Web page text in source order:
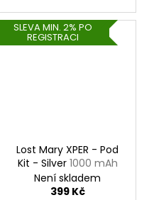
SLEVA MIN. 2% PO
REGISTRACI
Lost Mary XPER - Pod
Kit - Silver 1000 mAh
Není skladem
399 Kč